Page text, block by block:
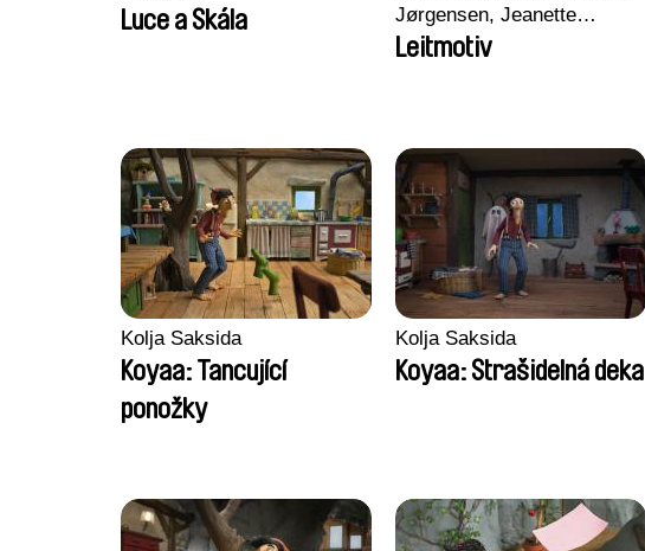
Luce a Skála
Jørgensen, Jeanette
Nørgaard, Marie Thorhauge
Leitmotiv
Kolja Saksida
Koyaa: Tancující
ponožky
Kolja Saksida
Koyaa: Strašidelná deka